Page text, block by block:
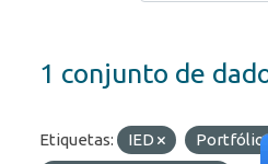
1 conjunto de
Etiquetas: IED Portfólio